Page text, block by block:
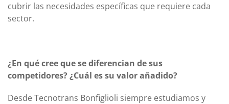
cubrir las necesidades específicas que requiere cada
sector.
¿En qué cree que se diferencian de sus
competidores? ¿Cuál es su valor añadido?
Desde Tecnotrans Bonfiglioli siempre estudiamos y